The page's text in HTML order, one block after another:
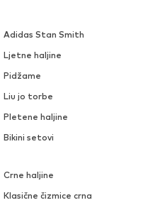
Adidas Stan Smith
Ljetne haljine
Pidžame
Liu jo torbe
Pletene haljine
Bikini setovi
Crne haljine
Klasične čizmice crna